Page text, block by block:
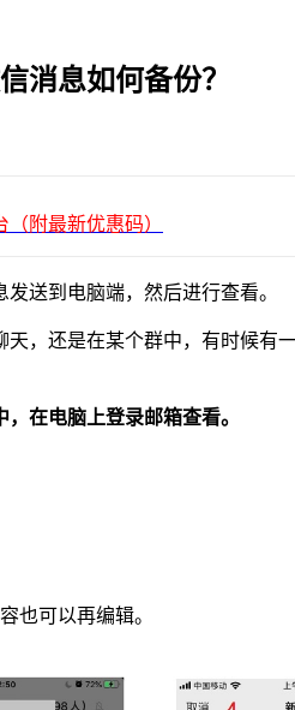
消息如何备份？
附最新优惠码）
送到电脑端，然后进行查看。
，还是在某个群中，有时候
在电脑上登录邮箱查看。
也可以再编辑。